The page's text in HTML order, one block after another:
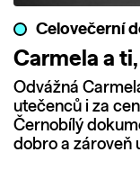
Celovečerní
Carmela a
Odvážná
utečenců i za
Černobílý
dobro a zároveň